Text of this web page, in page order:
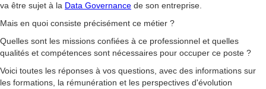
va être sujet à la Data Governance de son entreprise.
Mais en quoi consiste précisément ce métier ?
Quelles sont les missions confiées à ce professionnel et quelles
qualités et compétences sont nécessaires pour occuper ce poste ?
Voici toutes les réponses à vos questions, avec des informations sur
les formations, la rémunération et les perspectives d'évolution